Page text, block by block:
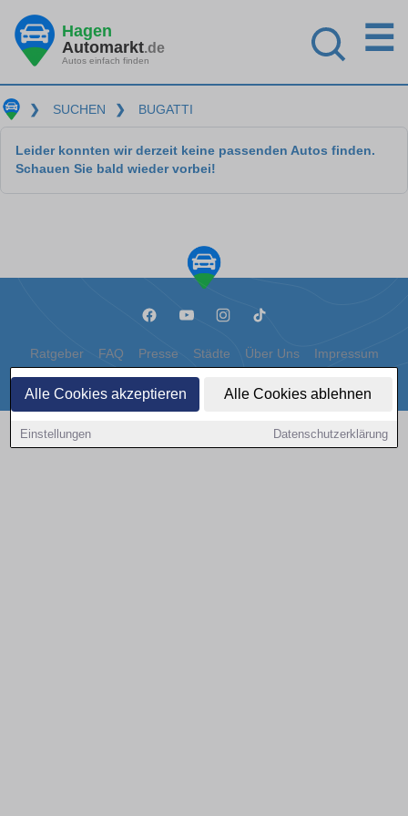
Alle Cookies akzeptieren Alle Cookies ablehnen
Einstellungen Datenschutzerklärung
Hagen
Automarkt.de
Autos einfach finden
☰
❯ SUCHEN ❯ BUGATTI
Leider konnten wir derzeit keine passenden Autos finden.
Schauen Sie bald wieder vorbei!
Ratgeber FAQ Presse Städte Über Uns Impressum
Datenschutz Cookies
Copyright © 2000 - 2026 | 1A Infosysteme GmbH | Content by: 1a-sites-autos